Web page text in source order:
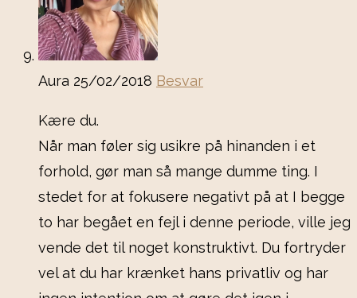
Aura 25/02/2018 Besvar
Kære du.
Når man føler sig usikre på hinanden i et
forhold, gør man så mange dumme ting. I
stedet for at fokusere negativt på at I begge
to har begået en fejl i denne periode, ville jeg
vende det til noget konstruktivt. Du fortryder
vel at du har krænket hans privatliv og har